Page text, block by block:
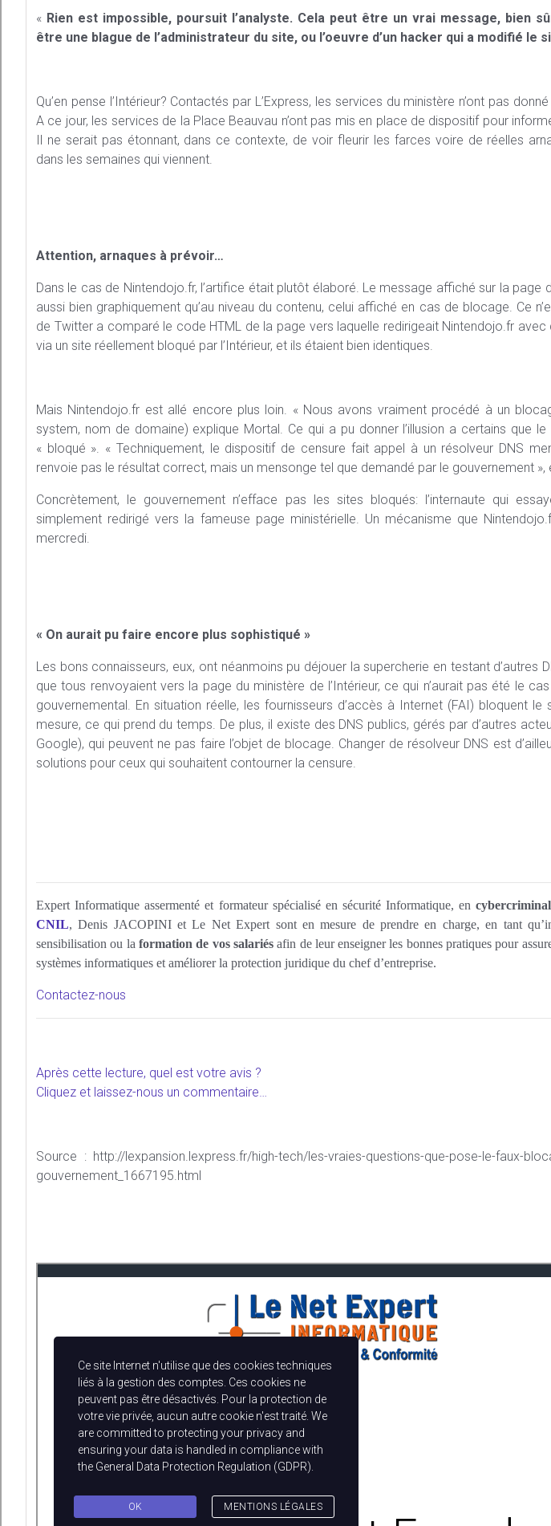
« Rien est impossible, poursuit l’analyste. Cela peut être un vrai message, bien
être une blague de l’administrateur du site, ou l’oeuvre d’un hacker qui a modifié le
Qu’en pense l’Intérieur? Contactés par L’Express, les services du ministère n’ont pas
A ce jour, les services de la Place Beauvau n’ont pas mis en place de dispositif pour
Il ne serait pas étonnant, dans ce contexte, de voir fleurir les farces voire de réelles
dans les semaines qui viennent.
Attention, arnaques à prévoir…
Dans le cas de Nintendojo.fr, l’artifice était plutôt élaboré. Le message affiché sur la page
aussi bien graphiquement qu’au niveau du contenu, celui affiché en cas de blocage. Ce
de Twitter a comparé le code HTML de la page vers laquelle redirigeait Nintendojo.fr avec
via un site réellement bloqué par l’Intérieur, et ils étaient bien identiques.
Mais Nintendojo.fr est allé encore plus loin. « Nous avons vraiment procédé à un
system, nom de domaine) explique Mortal. Ce qui a pu donner l’illusion a certains que
« bloqué ». « Techniquement, le dispositif de censure fait appel à un résolveur DNS
renvoie pas le résultat correct, mais un mensonge tel que demandé par le gouvernement »,
Concrètement, le gouvernement n’efface pas les sites bloqués: l’internaute qui
simplement redirigé vers la fameuse page ministérielle. Un mécanisme que
mercredi.
« On aurait pu faire encore plus sophistiqué »
Les bons connaisseurs, eux, ont néanmoins pu déjouer la supercherie en testant d’autres
que tous renvoyaient vers la page du ministère de l’Intérieur, ce qui n’aurait pas été le
gouvernemental. En situation réelle, les fournisseurs d’accès à Internet (FAI) bloquent
mesure, ce qui prend du temps. De plus, il existe des DNS publics, gérés par d’autres
Google), qui peuvent ne pas faire l’objet de blocage. Changer de résolveur DNS est
solutions pour ceux qui souhaitent contourner la censure.
Expert Informatique assermenté et formateur spécialisé en sécurité Informatique, en
CNIL, Denis JACOPINI et Le Net Expert sont en mesure de prendre en charge, en tant
sensibilisation ou la formation de vos salariésafin de leur enseigner les bonnes pratiques pour
systèmes informatiques et améliorer la protection juridique du chef d’entreprise.
Contactez-nous
Après cette lecture, quel est votre avis ?
Cliquez et laissez-nous un commentaire…
Source : http://lexpansion.lexpress.fr/high-tech/les-vraies-questions-que-pose-le-faux-
gouvernement_1667195.html